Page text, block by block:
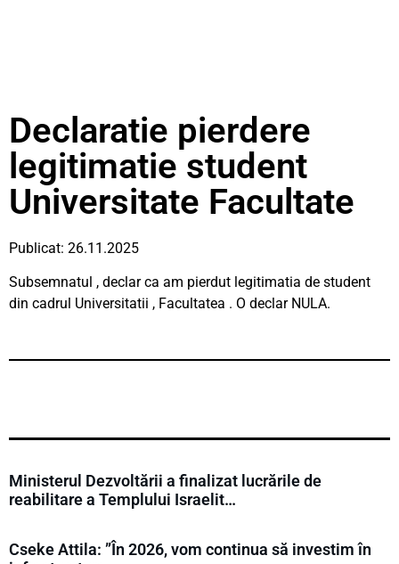
Declaratie pierdere
legitimatie student
Universitate Facultate
Publicat: 26.11.2025
Subsemnatul , declar ca am pierdut legitimatia de student
din cadrul Universitatii , Facultatea . O declar NULA.
Ministerul Dezvoltării a finalizat lucrările de
reabilitare a Templului Israelit…
Cseke Attila: ”În 2026, vom continua să investim în